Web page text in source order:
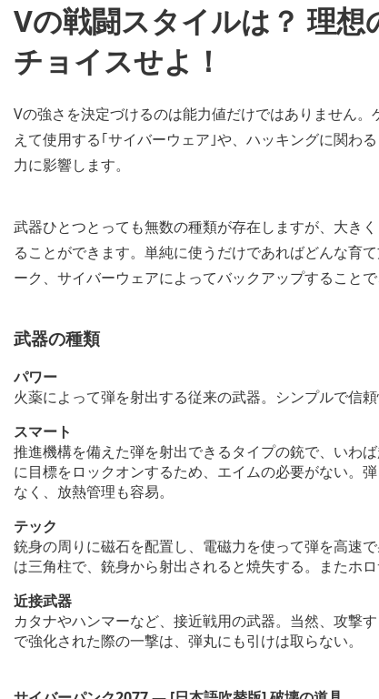
Vの戦闘スタイルは？ 理
チョイスせよ！
Vの強さを決定づけるのは能力値だけではありません
えて使用する｢サイバーウェア｣や、ハッキングに関わ
力に影響します。
武器ひとつとっても無数の種類が存在しますが、大き
ることができます。単純に使うだけであればどんな育
ーク、サイバーウェアによってバックアップすること
武器の種類
パワー
火薬によって弾を射出する従来の武器。シンプルで信
スマート
推進機構を備えた弾を射出できるタイプの銃で、いわ
に目標をロックオンするため、エイムの必要がない。
なく、放熱管理も容易。
テック
銃身の周りに磁石を配置し、電磁力を使って弾を高速
は三角柱で、銃身から射出されると焼失する。またホ
近接武器
カタナやハンマーなど、接近戦用の武器。当然、攻撃
で強化された際の一撃は、弾丸にも引けは取らない。